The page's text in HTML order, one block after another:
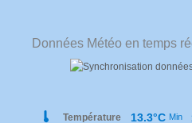
Données Météo en temps